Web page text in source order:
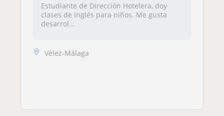
Estudiante de Dirección Hotelera, doy
clases de inglés para niños. Me gusta
desarrol...
Vélez-Málaga